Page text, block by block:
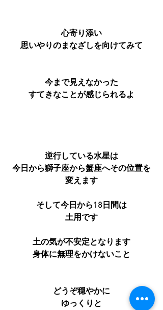
心寄り添い
思いやりのまなざしを向けてみて
今まで見えなかった
すてきなことが感じられるよ
逆行している水星は
今日から獅子座から蟹座へその位置を
変えます
そして今日から18日間は
土用です
土の気が不安定となります
身体に無理をかけないこと
どうぞ穏やかに
ゆっくりと